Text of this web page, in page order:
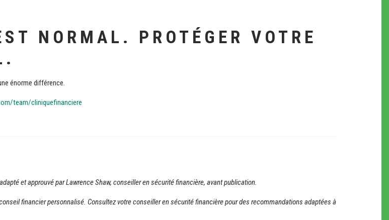
NORMAL. PROTÉGER VOTRE
énorme différence.
team/cliniquefinanciere
et approuvé par Lawrence Shaw, conseiller en sécurité financière, avant publication.
financier personnalisé. Consultez votre conseiller en sécurité financière pour des recommandations adaptées à